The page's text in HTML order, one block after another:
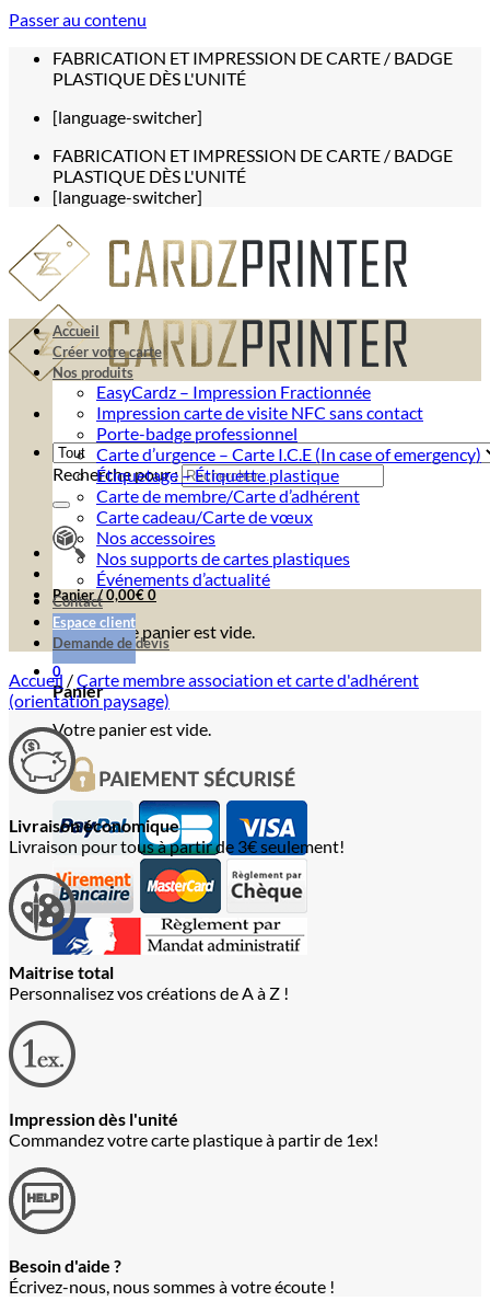
Passer au contenu
FABRICATION ET IMPRESSION DE CARTE / BADGE
PLASTIQUE DÈS L'UNITÉ
[language-switcher]
FABRICATION ET IMPRESSION DE CARTE / BADGE
PLASTIQUE DÈS L'UNITÉ
[language-switcher]
Recherche pour :
Panier /0,00€0
Votre panier est vide.
0
Panier
Votre panier est vide.
Accueil
Créer votre carte
Nos produits
EasyCardz – Impression Fractionnée
Impression carte de visite NFC sans contact
Porte-badge professionnel
Carte d’urgence – Carte I.C.E (In case of emergency)
Étiquetage – Étiquette plastique
Carte de membre/Carte d’adhérent
Carte cadeau/Carte de vœux
Nos accessoires
Nos supports de cartes plastiques
Événements d’actualité
Contact
Espace client
Demande de devis
Accueil /Carte membre association et carte d'adhérent
(orientation paysage)
Livraison économique
Livraison pour tous à partir de 3€ seulement!
Maitrise total
Personnalisez vos créations de A à Z !
Impression dès l'unité
Commandez votre carte plastique à partir de 1ex!
Besoin d'aide ?
Écrivez-nous, nous sommes à votre écoute !